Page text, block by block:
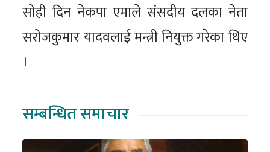
सोही दिन नेकपा एमाले संसदीय दलका नेता
सरोजकुमार यादवलाई मन्त्री नियुक्त गरेका थिए
।
सम्बन्धित समाचार